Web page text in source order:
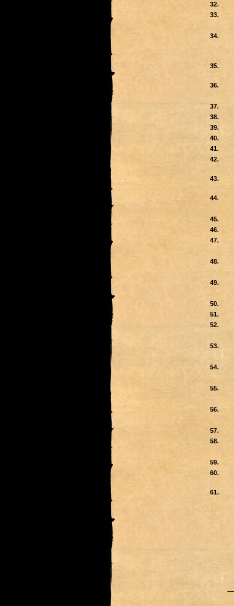
32.
33.
34.
35.
36.
37.
38.
39.
40.
41.
42.
43.
44.
45.
46.
47.
48.
49.
50.
51.
52.
53.
54.
55.
56.
57.
58.
59.
60.
61.